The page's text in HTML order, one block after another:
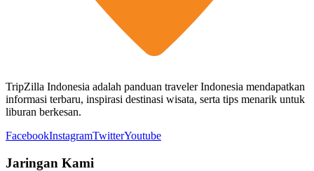
TripZilla Indonesia adalah panduan traveler Indonesia mendapatkan
informasi terbaru, inspirasi destinasi wisata, serta tips menarik untuk
liburan berkesan.
FacebookInstagramTwitterYoutube
Jaringan Kami